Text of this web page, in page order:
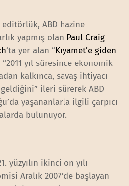
editörlük, ABD hazine
yapmış olan Paul Craig
‘ta yer alan “Kıyamet’e giden
yıl süresince ekonomik
kalkınca, savaş ihtiyacı
geldiğini” ileri sürerek ABD
yaşananlarla ilgili çarpıcı
bulunuyor.
yüzyılın ikinci on yılı
Aralık 2007’de başlayan